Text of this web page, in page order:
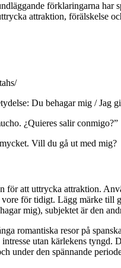
förklaringarna har
attraktion, förälskelse
/
: Du behagar mig / Jag
¿Quieres salir conmigo?”
Vill du gå ut med mig?
för att uttrycka attraktion.
vore för tidigt. Lägg märke till
mig), subjektet är den
romantiska resor på
utan kärlekens tyngd.
under den spännande